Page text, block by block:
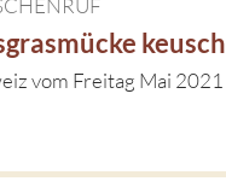
keusch
vom Freitag Mai 2021